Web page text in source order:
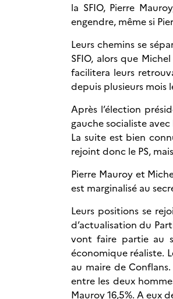
la SFIO, Pierre
engendre, même si
Leurs chemins se
SFIO, alors que
facilitera leurs
depuis plusieurs mois
Après l’élection
gauche socialiste
La suite est bien
rejoint donc le PS,
Pierre Mauroy et
est marginalisé au
Leurs positions se
d’actualisation du
vont faire partie au
économique réaliste.
au maire de
entre les deux
Mauroy 16,5%. A eux